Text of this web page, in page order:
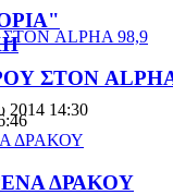
2014 14:30
ΣΤΟΝ ALPHA
ΔΡΑΚΟΥ